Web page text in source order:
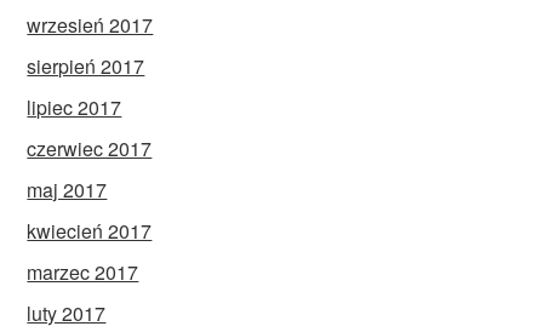
wrzesień 2017
sierpień 2017
lipiec 2017
czerwiec 2017
maj 2017
kwiecień 2017
marzec 2017
luty 2017